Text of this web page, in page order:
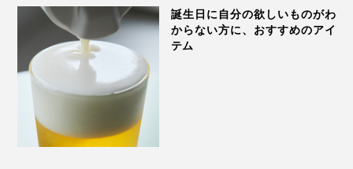
誕生日に自分の欲しいものがわ
からない方に、おすすめのアイ
テム